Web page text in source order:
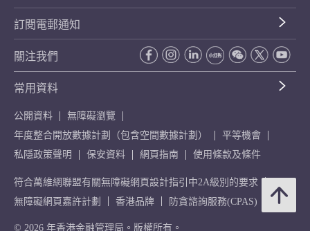
訂閱電郵通知
關注我們
常用資料
公開資料
無障礙瀏覽
年度整合開放數據計劃（包含空間數據計劃）
平等機會
私隱政策聲明
保安資料 網頁指南 使用條款及條件
符合萬維網聯盟有關無障礙網頁設計指引中2A級別的要求
無障礙網頁嘉許計劃
香港品牌 防貪諮詢服務(CPAS)
© 2026 年香港金融管理局。版權所有。